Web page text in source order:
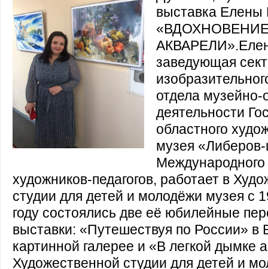
выставка Елены
заведующая
отдела музейно-
деятельности
областного
музея
художников-педагогов, работает в
студии для детей и молодёжи музея с
году состоялись две её юбилейные
выставки: «Путешествуя по России» в
картинной галерее и «В легкой дымке
Художественной студии для детей и